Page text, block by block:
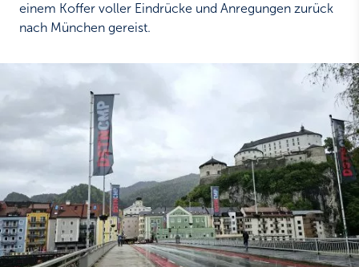
einem Koffer voller Eindrücke und Anregungen zurück
nach München gereist.